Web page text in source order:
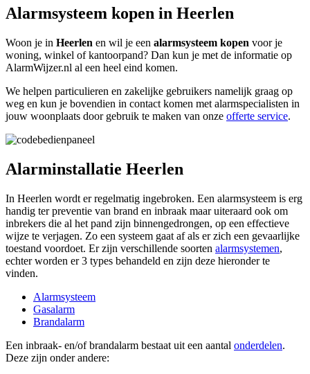
Alarmsysteem kopen in Heerlen
Woon je in Heerlen en wil je een alarmsysteem kopen voor je
woning, winkel of kantoorpand? Dan kun je met de informatie op
AlarmWijzer.nl al een heel eind komen.
We helpen particulieren en zakelijke gebruikers namelijk graag op
weg en kun je bovendien in contact komen met alarmspecialisten in
jouw woonplaats door gebruik te maken van onze offerte service.
Alarminstallatie Heerlen
In Heerlen wordt er regelmatig ingebroken. Een alarmsysteem is erg
handig ter preventie van brand en inbraak maar uiteraard ook om
inbrekers die al het pand zijn binnengedrongen, op een effectieve
wijze te verjagen. Zo een systeem gaat af als er zich een gevaarlijke
toestand voordoet. Er zijn verschillende soorten alarmsystemen,
echter worden er 3 types behandeld en zijn deze hieronder te
vinden.
Alarmsysteem
Gasalarm
Brandalarm
Een inbraak- en/of brandalarm bestaat uit een aantal onderdelen.
Deze zijn onder andere: